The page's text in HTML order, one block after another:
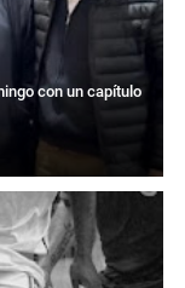
con un capítulo